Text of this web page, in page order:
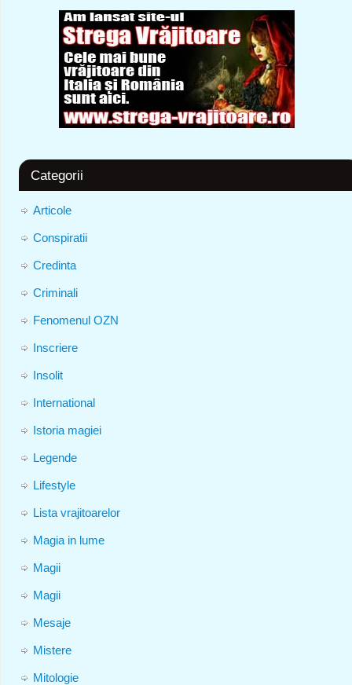
Categorii
Articole
Conspiratii
Credinta
Criminali
Fenomenul OZN
Inscriere
Insolit
International
Istoria magiei
Legende
Lifestyle
Lista vrajitoarelor
Magia in lume
Magii
Magii
Mesaje
Mistere
Mitologie